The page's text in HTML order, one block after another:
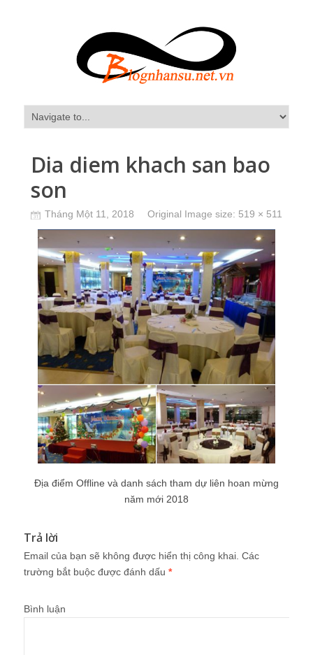
Dia diem khach san bao
son
Tháng Một 11, 2018 Original Image size: 519 × 511
Địa điểm Offline và danh sách tham dự liên hoan mừng
năm mới 2018
Trả lời
Email của bạn sẽ không được hiển thị công khai. Các
trường bắt buộc được đánh dấu *
Bình luận